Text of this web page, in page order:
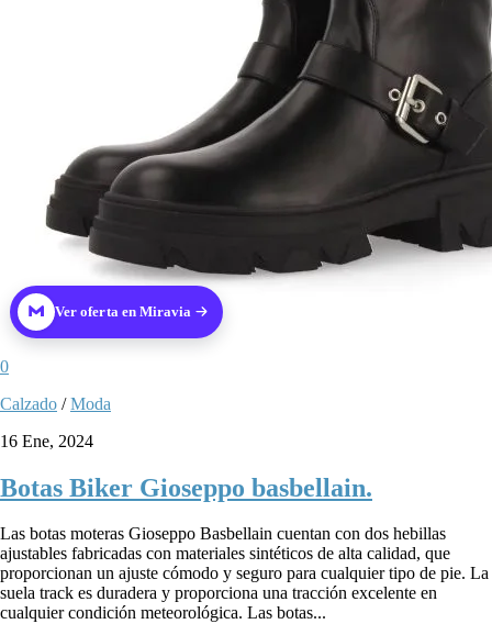
Ver oferta en Miravia
0
Calzado /Moda
16 Ene, 2024
Botas Biker Gioseppo basbellain.
Las botas moteras Gioseppo Basbellain cuentan con dos hebillas
ajustables fabricadas con materiales sintéticos de alta calidad, que
proporcionan un ajuste cómodo y seguro para cualquier tipo de pie. La
suela track es duradera y proporciona una tracción excelente en
cualquier condición meteorológica. Las botas...